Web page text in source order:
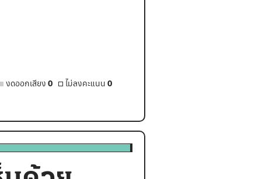
งดออกเสียง 0 ไม่ลงคะแนน 0